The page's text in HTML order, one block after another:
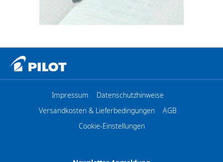
Impressum
Datenschutzhinweise
Versandkosten & Lieferbedingungen
AGB
Cookie-Einstellungen